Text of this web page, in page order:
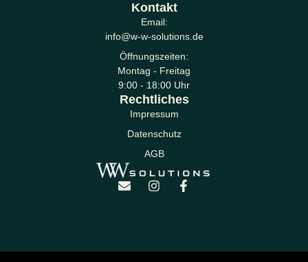
Rechtliches
Impressum
Datenschutz
AGB
Kontakt
Email:
info@w-w-solutions.de
Öffnungszeiten:
Montag - Freitag
9:00 - 18:00 Uhr